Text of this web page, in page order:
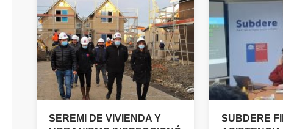
SEREMI DE VIVIENDA Y
SUBDERE